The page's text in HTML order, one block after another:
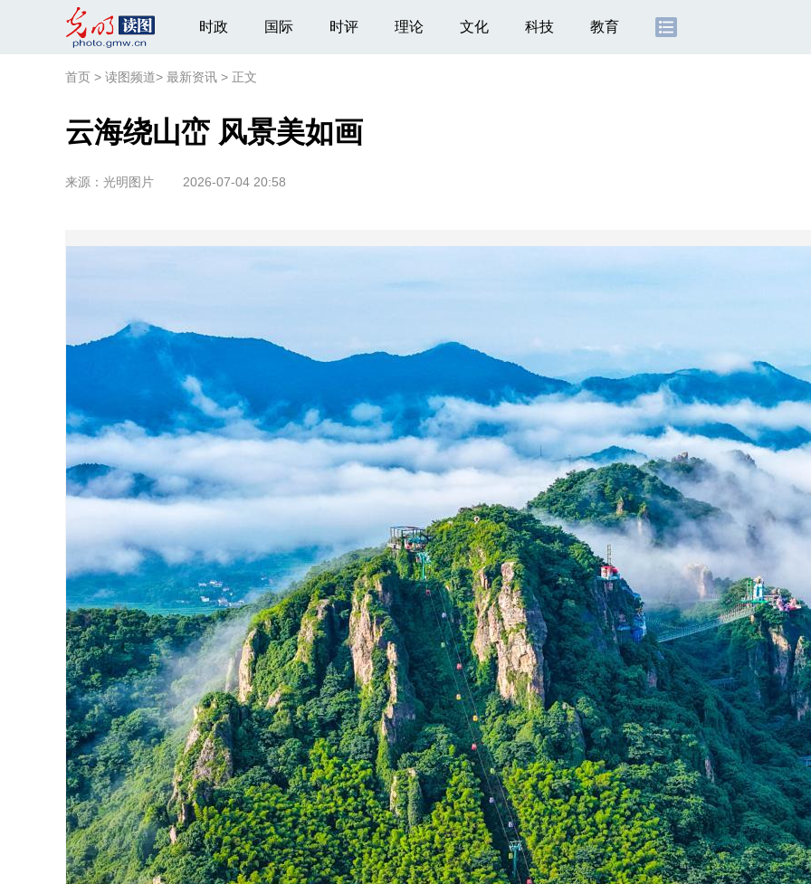
时政 国际 时评 理论 文化 科技 教育
首页 > 读图频道> 最新资讯 > 正文
云海绕山峦 风景美如画
来源： 光明图片 2026-07-04 20:58